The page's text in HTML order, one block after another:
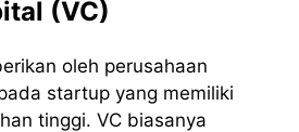
(VC)
oleh perusahaan
startup yang memiliki
tinggi. VC biasanya